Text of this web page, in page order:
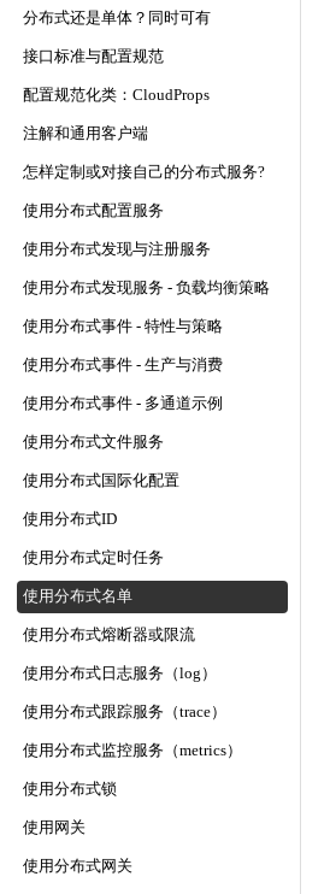
分布式还是单体？同时可有
接口标准与配置规范
配置规范化类：CloudProps
注解和通用客户端
怎样定制或对接自己的分布式服务?
使用分布式配置服务
使用分布式发现与注册服务
使用分布式发现服务 - 负载均衡策略
使用分布式事件 - 特性与策略
使用分布式事件 - 生产与消费
使用分布式事件 - 多通道示例
使用分布式文件服务
使用分布式国际化配置
使用分布式ID
使用分布式定时任务
使用分布式名单
使用分布式熔断器或限流
使用分布式日志服务（log）
使用分布式跟踪服务（trace）
使用分布式监控服务（metrics）
使用分布式锁
使用网关
使用分布式网关